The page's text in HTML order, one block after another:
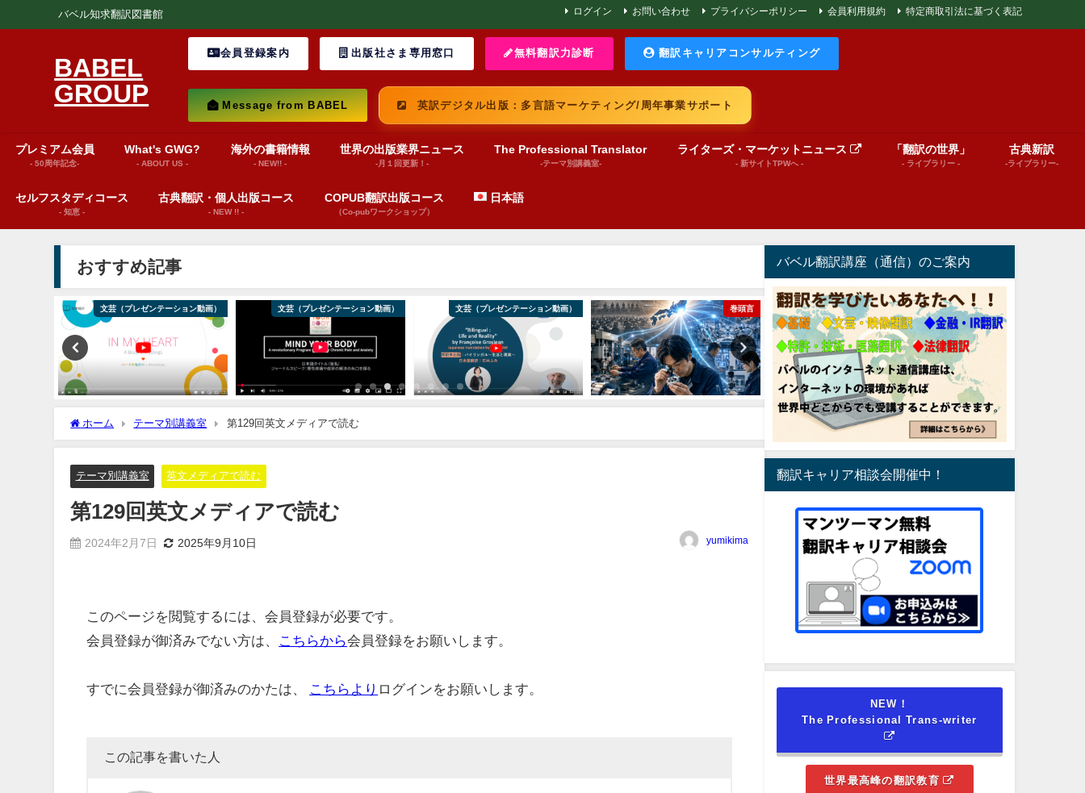
バベル知求翻訳図書館 ログイン お問い合わせ プライバシーポリシー 会員利用規約 特定商取引法に基づく表記
BABEL
GROUP
会員登録案内 出版社さま専用窓口 無料翻訳力診断 翻訳キャリアコンサルティング
Message from BABEL 英訳デジタル出版：多言語マーケティング/周年事業サポート
プレミアム会員
- 50周年記念-
What's GWG?
- ABOUT US -
海外の書籍情報
- NEW!! -
世界の出版業界ニュース
-月１回更新！-
The Professional Translator
-テーマ別講義室-
ライターズ・マーケットニュース
- 新サイトTPWへ -
「翻訳の世界」
- ライブラリー -
古典新訳
-ライブラリー-
セルフスタディコース
- 知恵 -
古典翻訳・個人出版コース
- NEW !! -
COPUB翻訳出版コース
（Co-pubワークショップ）
日本語
おすすめ記事
文芸（プレゼンテーション動画） 文芸（プレゼンテーション動画） 文芸（プレゼンテーション動画） 巻頭言 World News insights
ホーム テーマ別講義室 第129回英文メディアで読む
テーマ別講義室 英文メディアで読む
第129回英文メディアで読む
2024年2月7日 2025年9月10日 yumikima
このページを閲覧するには、会員登録が必要です。
会員登録が御済みでない方は、
こちらから会員登録をお願いします。
すでに会員登録が御済みのかたは、 こちらより ログインをお願いします。
この記事を書いた人
バベル翻訳講座（通信）のご案内
翻訳キャリア相談会開催中！
NEW！
The Professional Trans-writer
世界最高峰の翻訳教育